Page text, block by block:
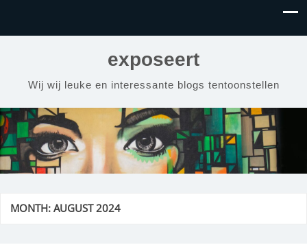
exposeert
Wij wij leuke en interessante blogs tentoonstellen
MONTH:AUGUST 2024